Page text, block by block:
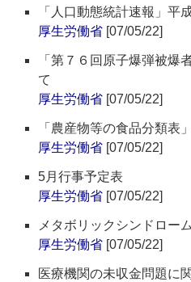
「人口動態統計速報」平
厚生労働省 [07/05/22]
「第７６回原子爆弾被爆
て
厚生労働省 [07/05/22]
「農産物等の食品分類表
厚生労働省 [07/05/22]
5月行事予定表
厚生労働省 [07/05/22]
メタボリックシンドロー
厚生労働省 [07/05/22]
医療機関の未収金問題に